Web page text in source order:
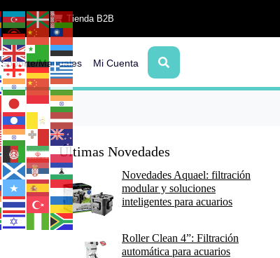
Tienda B2B
Soporte/Manuales Mi Cuenta
Últimas Novedades
Novedades Aquael: filtración
modular y soluciones
inteligentes para acuarios
Roller Clean 4”: Filtración
automática para acuarios